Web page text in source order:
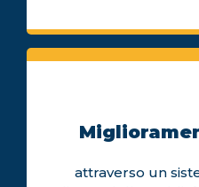
attraverso un